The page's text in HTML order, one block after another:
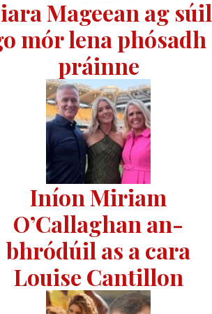
Mageean ag súil
mór lena phósadh
práinne
Iníon Miriam
O’Callaghan an-
bhródúil as a cara
Louise Cantillon